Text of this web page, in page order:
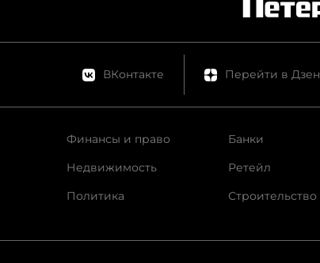
ВКонтакте Перейти в Дзен
Финансы и право
Недвижимость
Политика
Банки
Ретейл
Строительство